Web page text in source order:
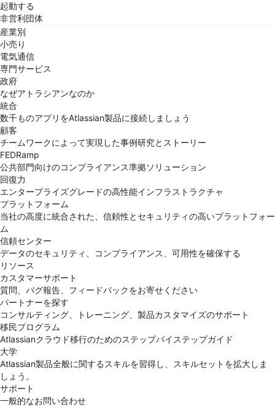
起動する
非営利団体
産業別
小売り
電気通信
専門サービス
政府
なぜアトラシアンなのか
統合
数千ものアプリをAtlassian製品に接続しましょう
顧客
チームワークによって実現した事例研究とストーリー
FEDRamp
公共部門向けのコンプライアンス準拠ソリューション
回復力
エンタープライズグレードの高性能インフラストラクチャ
プラットフォーム
当社の高度に統合された、信頼性とセキュリティの高いプラットフォー
ム
信頼センター
データのセキュリティ、コンプライアンス、可用性を確保する
リソース
カスタマーサポート
質問、バグ報告、フィードバックをお寄せください
パートナーを探す
コンサルティング、トレーニング、製品カスタマイズのサポート
移民プログラム
Atlassianクラウド移行のためのステップバイステップガイド
大学
Atlassian製品全般に関するスキルを習得し、スキルセットを拡大しま
しょう。
サポート
一般的なお問い合わせ